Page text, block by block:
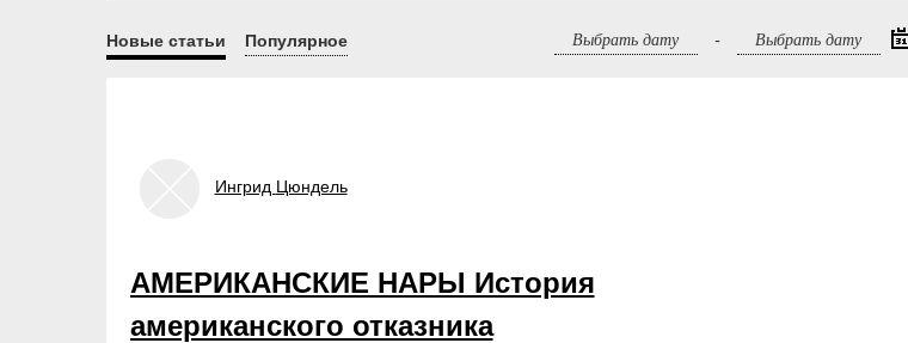
Новые статьи Популярное -
Ингрид Цюндель
АМЕРИКАНСКИЕ НАРЫ История
американского отказника